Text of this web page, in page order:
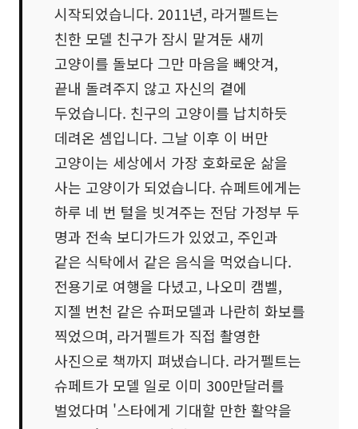
시작되었습니다. 2011년, 라거펠트는
친한 모델 친구가 잠시 맡겨둔 새끼
고양이를 돌보다 그만 마음을 빼앗겨,
끝내 돌려주지 않고 자신의 곁에
두었습니다. 친구의 고양이를 납치하듯
데려온 셈입니다. 그날 이후 이 버만
고양이는 세상에서 가장 호화로운 삶을
사는 고양이가 되었습니다. 슈페트에게는
하루 네 번 털을 빗겨주는 전담 가정부 두
명과 전속 보디가드가 있었고, 주인과
같은 식탁에서 같은 음식을 먹었습니다.
전용기로 여행을 다녔고, 나오미 캠벨,
지젤 번천 같은 슈퍼모델과 나란히 화보를
찍었으며, 라거펠트가 직접 촬영한
사진으로 책까지 펴냈습니다. 라거펠트는
슈페트가 모델 일로 이미 300만달러를
벌었다며 '스타에게 기대할 만한 활약을